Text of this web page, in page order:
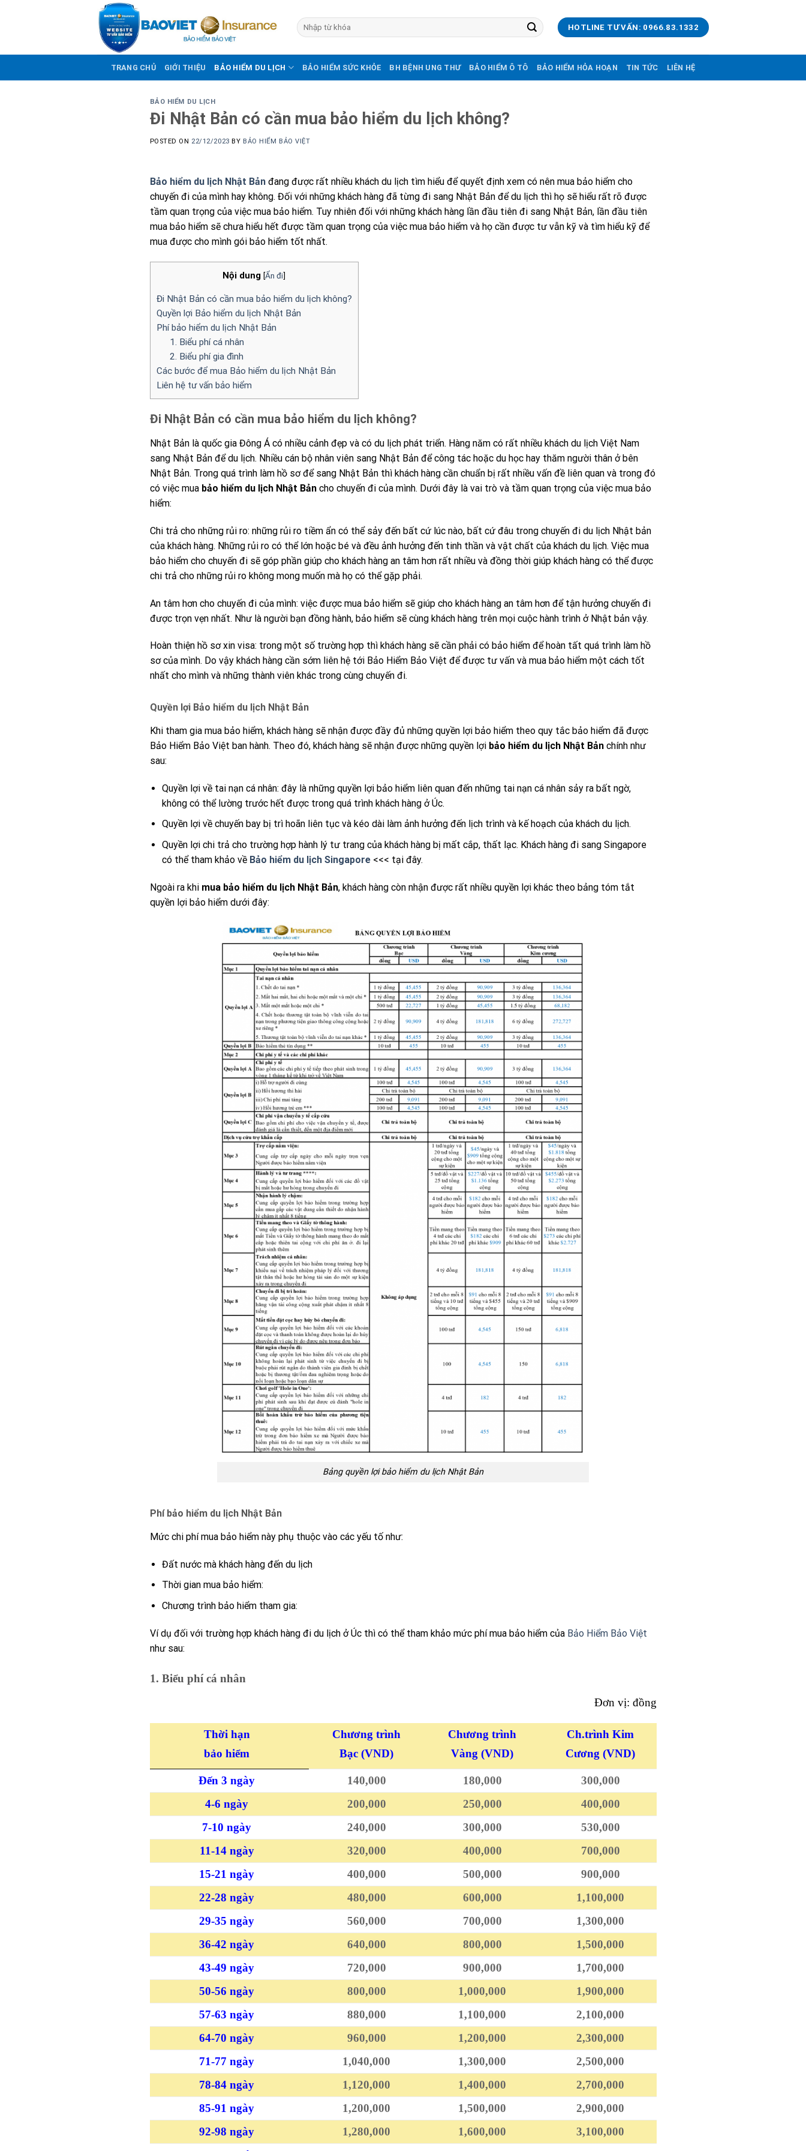
HOTLINE TƯ VẤN: 0966.83.1332
TRANG CHỦ GIỚI THIỆU BẢO HIỂM DU LỊCH BẢO HIỂM SỨC KHỎE BH BỆNH UNG THƯ BẢO HIỂM Ô TÔ BẢO HIỂM HỎA HOẠN TIN TỨC LIÊN HỆ
BẢO HIỂM DU LỊCH
Đi Nhật Bản có cần mua bảo hiểm du lịch không?
POSTED ON 22/12/2023 BY BẢO HIỂM BẢO VIỆT
Bảo hiểm du lịch Nhật Bảnđang được rất nhiều khách du lịch tìm hiểu để quyết định xem có nên mua bảo hiểm cho
chuyến đi của mình hay không. Đối với những khách hàng đã từng đi sang Nhật Bản để du lịch thì họ sẽ hiểu rất rõ được
tầm quan trọng của việc mua bảo hiểm. Tuy nhiên đối với những khách hàng lần đầu tiên đi sang Nhật Bản, lần đầu tiên
mua bảo hiểm sẽ chưa hiểu hết được tầm quan trọng của việc mua bảo hiểm và họ cần được tư vẫn kỹ và tìm hiểu kỹ để
mua được cho mình gói bảo hiểm tốt nhất.
Nội dung [Ẩn đi]
Đi Nhật Bản có cần mua bảo hiểm du lịch không?
Quyền lợi Bảo hiểm du lịch Nhật Bản
Phí bảo hiểm du lịch Nhật Bản
1. Biểu phí cá nhân
2. Biểu phí gia đình
Các bước để mua Bảo hiểm du lịch Nhật Bản
Liên hệ tư vấn bảo hiểm
Đi Nhật Bản có cần mua bảo hiểm du lịch không?
Nhật Bản là quốc gia Đông Á có nhiều cảnh đẹp và có du lịch phát triển. Hàng năm có rất nhiều khách du lịch Việt Nam
sang Nhật Bản để du lịch. Nhiều cán bộ nhân viên sang Nhật Bản để công tác hoặc du học hay thăm người thân ở bên
Nhật Bản. Trong quá trình làm hồ sơ để sang Nhật Bản thì khách hàng cần chuẩn bị rất nhiều vấn đề liên quan và trong đó
có việc mua bảo hiểm du lịch Nhật Bảncho chuyến đi của mình. Dưới đây là vai trò và tầm quan trọng của việc mua bảo
hiểm:
Chi trả cho những rủi ro: những rủi ro tiềm ẩn có thể sảy đến bất cứ lúc nào, bất cứ đâu trong chuyến đi du lịch Nhật bản
của khách hàng. Những rủi ro có thể lớn hoặc bé và đều ảnh hưởng đến tinh thần và vật chất của khách du lịch. Việc mua
bảo hiểm cho chuyến đi sẽ góp phần giúp cho khách hàng an tâm hơn rất nhiều và đồng thời giúp khách hàng có thể được
chi trả cho những rủi ro không mong muốn mà họ có thể gặp phải.
An tâm hơn cho chuyến đi của mình: việc được mua bảo hiểm sẽ giúp cho khách hàng an tâm hơn để tận hưởng chuyến đi
được trọn vẹn nhất. Như là người bạn đồng hành, bảo hiểm sẽ cùng khách hàng trên mọi cuộc hành trình ở Nhật bản vậy.
Hoàn thiện hồ sơ xin visa: trong một số trường hợp thì khách hàng sẽ cần phải có bảo hiểm để hoàn tất quá trình làm hồ
sơ của mình. Do vậy khách hàng cần sớm liên hệ tới Bảo Hiểm Bảo Việt để được tư vấn và mua bảo hiểm một cách tốt
nhất cho mình và những thành viên khác trong cùng chuyến đi.
Quyền lợi Bảo hiểm du lịch Nhật Bản
Khi tham gia mua bảo hiểm, khách hàng sẽ nhận được đầy đủ những quyền lợi bảo hiểm theo quy tắc bảo hiểm đã được
Bảo Hiểm Bảo Việt ban hành. Theo đó, khách hàng sẽ nhận được những quyền lợi bảo hiểm du lịch Nhật Bảnchính như
sau:
Quyền lợi về tai nạn cá nhân: đây là những quyền lợi bảo hiểm liên quan đến những tai nạn cá nhân sảy ra bất ngờ,
không có thể lường trước hết được trong quá trình khách hàng ở Úc.
Quyền lợi về chuyến bay bị trì hoãn liên tục và kéo dài làm ảnh hưởng đến lịch trình và kế hoạch của khách du lịch.
Quyền lợi chi trả cho trường hợp hành lý tư trang của khách hàng bị mất cắp, thất lạc. Khách hàng đi sang Singapore
có thể tham khảo về Bảo hiểm du lịch Singapore <<< tại đây.
Ngoài ra khi mua bảo hiểm du lịch Nhật Bản, khách hàng còn nhận được rất nhiều quyền lợi khác theo bảng tóm tắt
quyền lợi bảo hiểm dưới đây:
Bảng quyền lợi bảo hiểm du lịch Nhật Bản
Phí bảo hiểm du lịch Nhật Bản
Mức chi phí mua bảo hiểm này phụ thuộc vào các yếu tố như:
Đất nước mà khách hàng đến du lịch
Thời gian mua bảo hiểm:
Chương trình bảo hiểm tham gia:
Ví dụ đối với trường hợp khách hàng đi du lịch ở Úc thì có thể tham khảo mức phí mua bảo hiểm của Bảo Hiểm Bảo Việt
như sau:
1. Biểu phí cá nhân
Đơn vị: đồng
Thời hạn
bảo hiểm
Chương trình
Bạc (VND)
Chương trình
Vàng (VND)
Ch.trình Kim
Cương(VND)
Đến 3 ngày 140,000 180,000
300,000
4-6 ngày
200,000 250,000
400,000
7-10 ngày
240,000 300,000
530,000
11-14 ngày
320,000 400,000
700,000
15-21 ngày
400,000 500,000
900,000
22-28 ngày
480,000 600,000
1,100,000
29-35 ngày
560,000 700,000
1,300,000
36-42 ngày
640,000 800,000
1,500,000
43-49 ngày
720,000 900,000
1,700,000
50-56 ngày
800,000 1,000,000
1,900,000
57-63 ngày
880,000 1,100,000
2,100,000
64-70 ngày
960,000 1,200,000
2,300,000
71-77 ngày
1,040,000 1,300,000
2,500,000
78-84 ngày
1,120,000 1,400,000
2,700,000
85-91 ngày
1,200,000 1,500,000
2,900,000
92-98 ngày
1,280,000 1,600,000
3,100,000